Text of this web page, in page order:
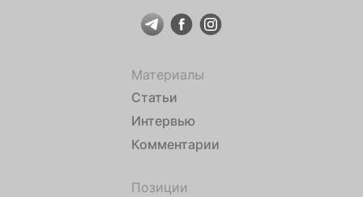
Материалы
Статьи
Интервью
Комментарии
Позиции